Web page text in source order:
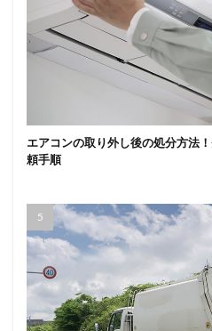
エアコンの取り外し後の処分方法
頼手順